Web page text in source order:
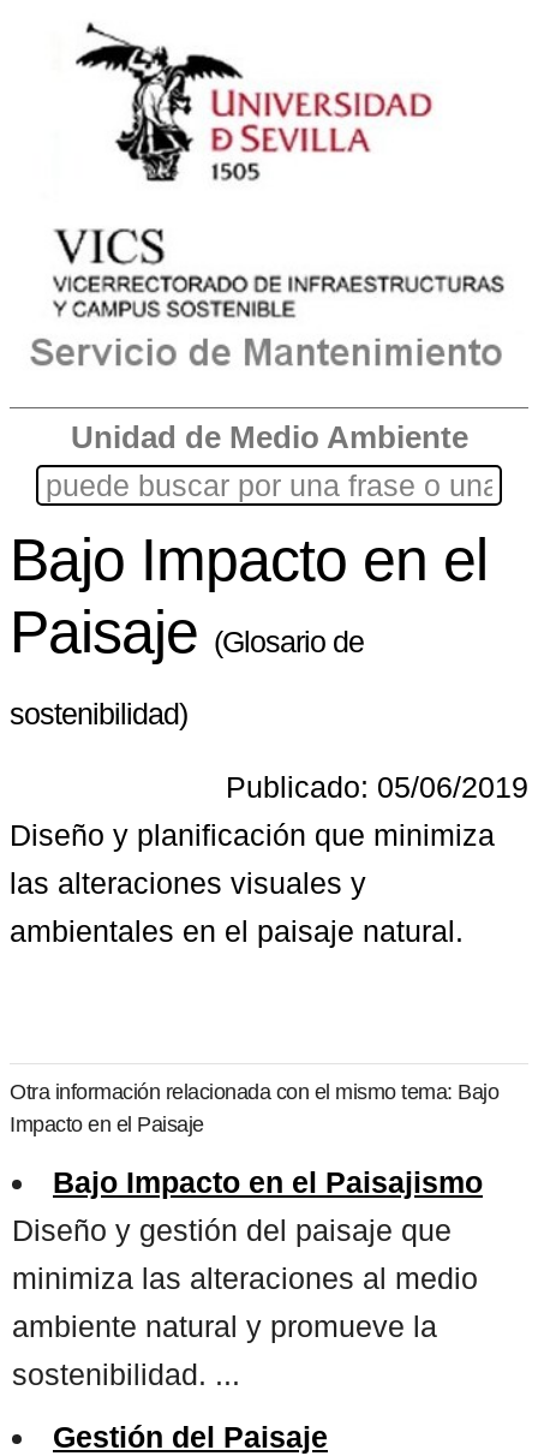
Unidad de Medio Ambiente
Bajo Impacto en el
Paisaje (Glosario de
sostenibilidad)
Publicado: 05/06/2019
Diseño y planificación que minimiza
las alteraciones visuales y
ambientales en el paisaje natural.
Otra información relacionada con el mismo tema: Bajo
Impacto en el Paisaje
Bajo Impacto en el Paisajismo
Diseño y gestión del paisaje que
minimiza las alteraciones al medio
ambiente natural y promueve la
sostenibilidad. ...
Gestión del Paisaje